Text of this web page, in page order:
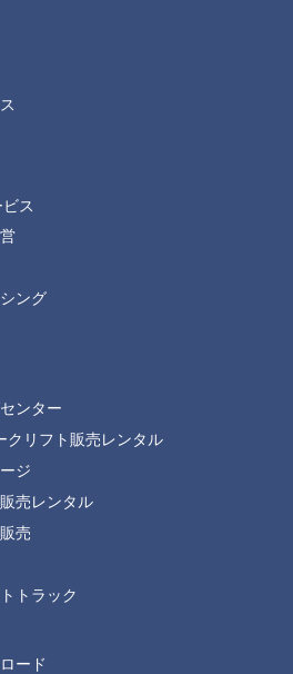
ス
ング
ンター
クリフト販売レンタル
ジ
売レンタル
売
トラック
ード